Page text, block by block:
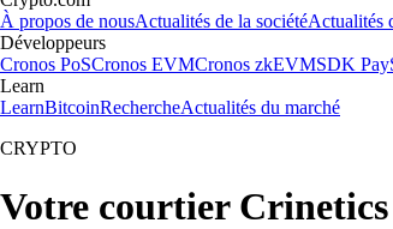
À propos de nousActualités de la sociétéActualités
Développeurs
Cronos PoSCronos EVMCronos zkEVMSDK Pay
Learn
LearnBitcoinRechercheActualités du marché
CRYPTO
Votre courtier